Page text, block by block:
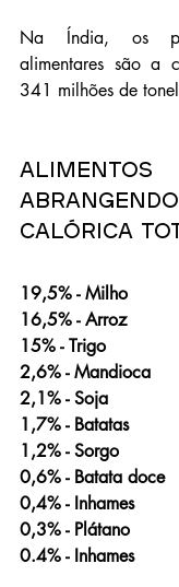
Na Índia, os
alimentares são a
341 milhões de
Calórica
19,5% - Milho
16,5% - Arroz
15% - Trigo
2,6% - Mandioca
2,1% - Soja
1,7% - Batatas
1,2% - Sorgo
0,6% - Batata doce
0,4% - Inhames
0,3% - Plátano
0.4% - Inhames